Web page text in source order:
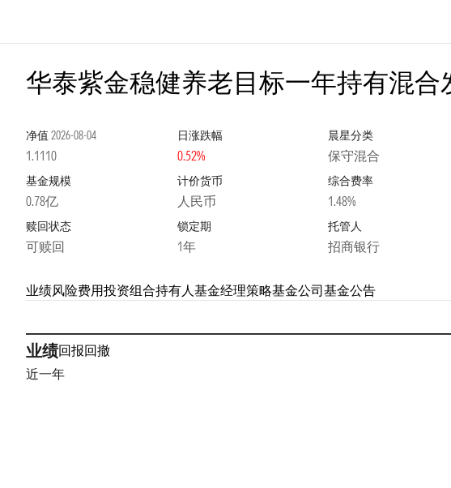
华泰紫金稳健养老目标一年持有混合
净值 2026-08-04
1.1110
日涨跌幅
0.52%
晨星分类
保守混合
基金规模
0.78亿
计价货币
人民币
综合费率
1.48%
赎回状态
可赎回
锁定期
1年
托管人
招商银行
业绩风险费用投资组合持有人基金经理策略基金公司基金公告
业绩回报回撤
近一年